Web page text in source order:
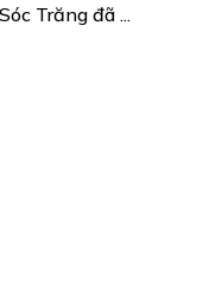
Trăng đã ...